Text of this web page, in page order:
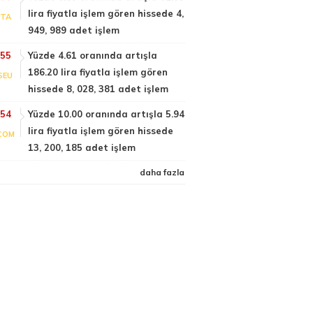
lira fiyatla işlem gören hissede 4,
949, 989 adet işlem
Yüzde 4.61 oranında artışla
186.20 lira fiyatla işlem gören
hissede 8, 028, 381 adet işlem
Yüzde 10.00 oranında artışla 5.94
lira fiyatla işlem gören hissede
13, 200, 185 adet işlem
daha fazla